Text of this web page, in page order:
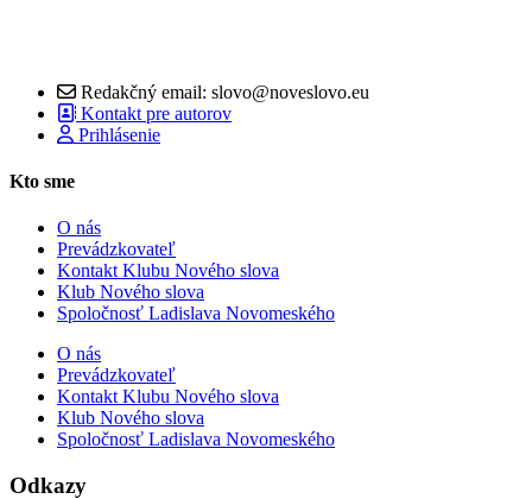
Redakčný email: slovo@noveslovo.eu
Kontakt pre autorov
Prihlásenie
Kto sme
O nás
Prevádzkovateľ
Kontakt Klubu Nového slova
Klub Nového slova
Spoločnosť Ladislava Novomeského
O nás
Prevádzkovateľ
Kontakt Klubu Nového slova
Klub Nového slova
Spoločnosť Ladislava Novomeského
Odkazy